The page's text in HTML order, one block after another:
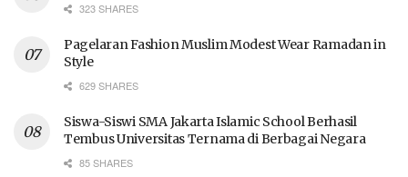
323 SHARES
Pagelaran Fashion Muslim Modest Wear Ramadan in
Style
629 SHARES
Siswa-Siswi SMA Jakarta Islamic School Berhasil
Tembus Universitas Ternama di Berbagai Negara
85 SHARES